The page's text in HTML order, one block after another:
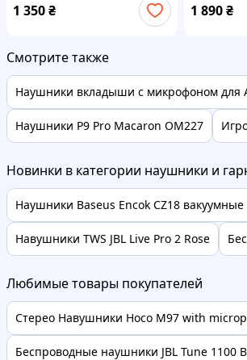
1 350₴ 1 890₴
Смотрите также
Наушники вкладыши с микрофоном для
Наушники P9 Pro Macaron OM227
Новинки в категории наушники и
Наушники Baseus Encok CZ18
Навушники TWS JBL Live Pro 2 Rose
Любимые товары покупателей
Стерео Навушники Hoco M97 with
Беспроводные наушники JBL Tune 1100